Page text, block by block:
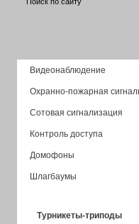
Видеонаблюдение
Охранно-пожарная
Сотовая сигнализация
Контроль доступа
Домофоны
Шлагбаумы
Турникеты-триподы